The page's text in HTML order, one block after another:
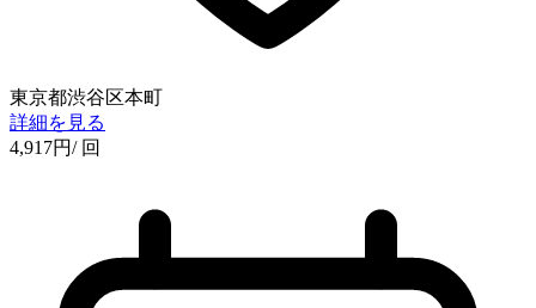
東京都渋谷区本町
詳細を見る
4,917円/ 回